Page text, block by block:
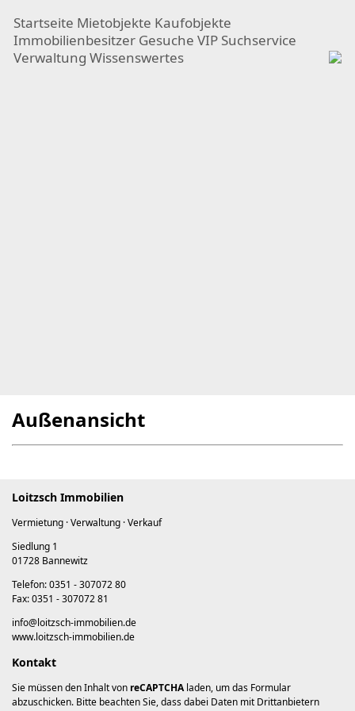
Startseite Mietobjekte Kaufobjekte
Immobilienbesitzer Gesuche VIP Suchservice
Verwaltung Wissenswertes
Außenansicht
Loitzsch Immobilien
Vermietung · Verwaltung · Verkauf
Siedlung 1
01728 Bannewitz
Telefon: 0351 - 307072 80
Fax: 0351 - 307072 81
info@loitzsch-immobilien.de
www.loitzsch-immobilien.de
Kontakt
Sie müssen den Inhalt von reCAPTCHAladen, um das Formular
abzuschicken. Bitte beachten Sie, dass dabei Daten mit Drittanbietern